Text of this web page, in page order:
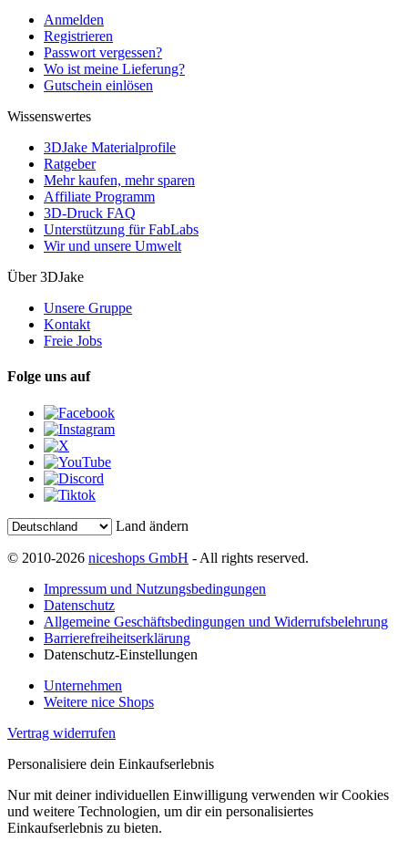
Anmelden
Registrieren
Passwort vergessen?
Wo ist meine Lieferung?
Gutschein einlösen
Wissenswertes
3DJake Materialprofile
Ratgeber
Mehr kaufen, mehr sparen
Affiliate Programm
3D-Druck FAQ
Unterstützung für FabLabs
Wir und unsere Umwelt
Über 3DJake
Unsere Gruppe
Kontakt
Freie Jobs
Folge uns auf
Land ändern
© 2010-2026 niceshops GmbH - All rights reserved.
Impressum und Nutzungsbedingungen
Datenschutz
Allgemeine Geschäftsbedingungen und Widerrufsbelehrung
Barrierefreiheitserklärung
Datenschutz-Einstellungen
Unternehmen
Weitere nice Shops
Vertrag widerrufen
Personalisiere dein Einkaufserlebnis
Nur mit deiner individuellen Einwilligung verwenden wir Cookies
und weitere Technologien, um dir ein personalisiertes
Einkaufserlebnis zu bieten.